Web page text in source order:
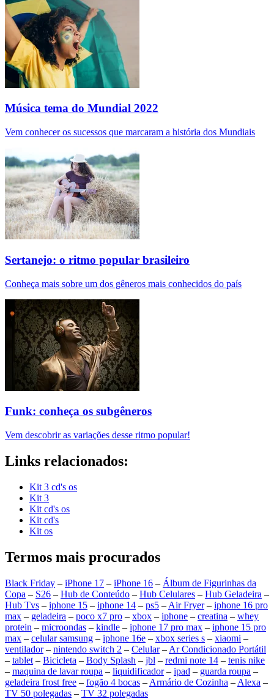
Música tema do Mundial 2022
Vem conhecer os sucessos que marcaram a história dos Mundiais
Sertanejo: o ritmo popular brasileiro
Conheça mais sobre um dos gêneros mais conhecidos do país
Funk: conheça os subgêneros
Vem descobrir as variações desse ritmo popular!
Links relacionados:
Kit 3 cd's os
Kit 3
Kit cd's os
Kit cd's
Kit os
Termos mais procurados
Black Friday – iPhone 17 – iPhone 16 – Álbum de Figurinhas da
Copa – S26 – Hub de Conteúdo – Hub Celulares – Hub Geladeira –
Hub Tvs – iphone 15 – iphone 14 – ps5 – Air Fryer– iphone 16 pro
max – geladeira – poco x7 pro – xbox – iphone – creatina – whey
protein – microondas – kindle – iphone 17 pro max – iphone 15 pro
max – celular samsung – iphone 16e – xbox series s – xiaomi –
ventilador– nintendo switch 2 – Celular– Ar Condicionado Portátil
– tablet – Bicicleta – Body Splash – jbl – redmi note 14 – tenis nike
– maquina de lavar roupa – liquidificador– ipad – guarda roupa –
geladeira frost free – fogão 4 bocas – Armário de Cozinha – Alexa –
TV 50 polegadas – TV 32 polegadas